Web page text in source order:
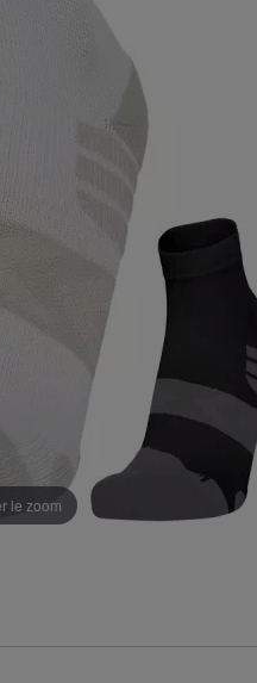
le zoom